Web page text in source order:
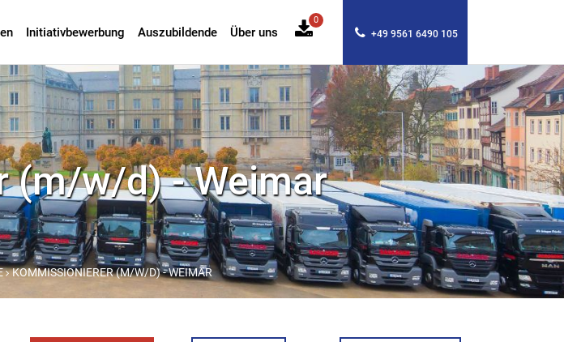
+49 9561 6490 105
Initiativbewerbung Auszubildende Über uns
0
(m/w/d) - Weimar
KOMMISSIONIERER (M/W/D) - WEIMAR